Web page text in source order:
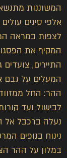
אלפי סינים
לצפות במראה
המקיף את
התיירים,
המעלים על גבם
ההר: החל
לבישול ועד
נעלה ברכבל אל
נינוח בנופים
במלון על ההר